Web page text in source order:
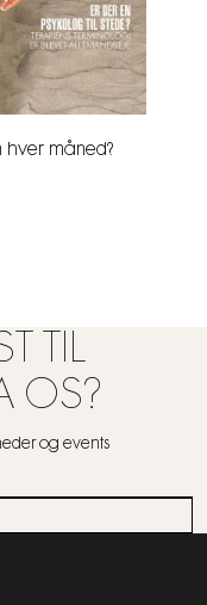
hver måned?
TIL
OS?
og events